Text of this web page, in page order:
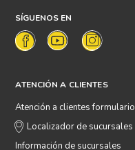
SÍGUENOS EN
ATENCIÓN A CLIENTES
Atención a clientes formulario
Localizador de sucursales
Información de sucursales